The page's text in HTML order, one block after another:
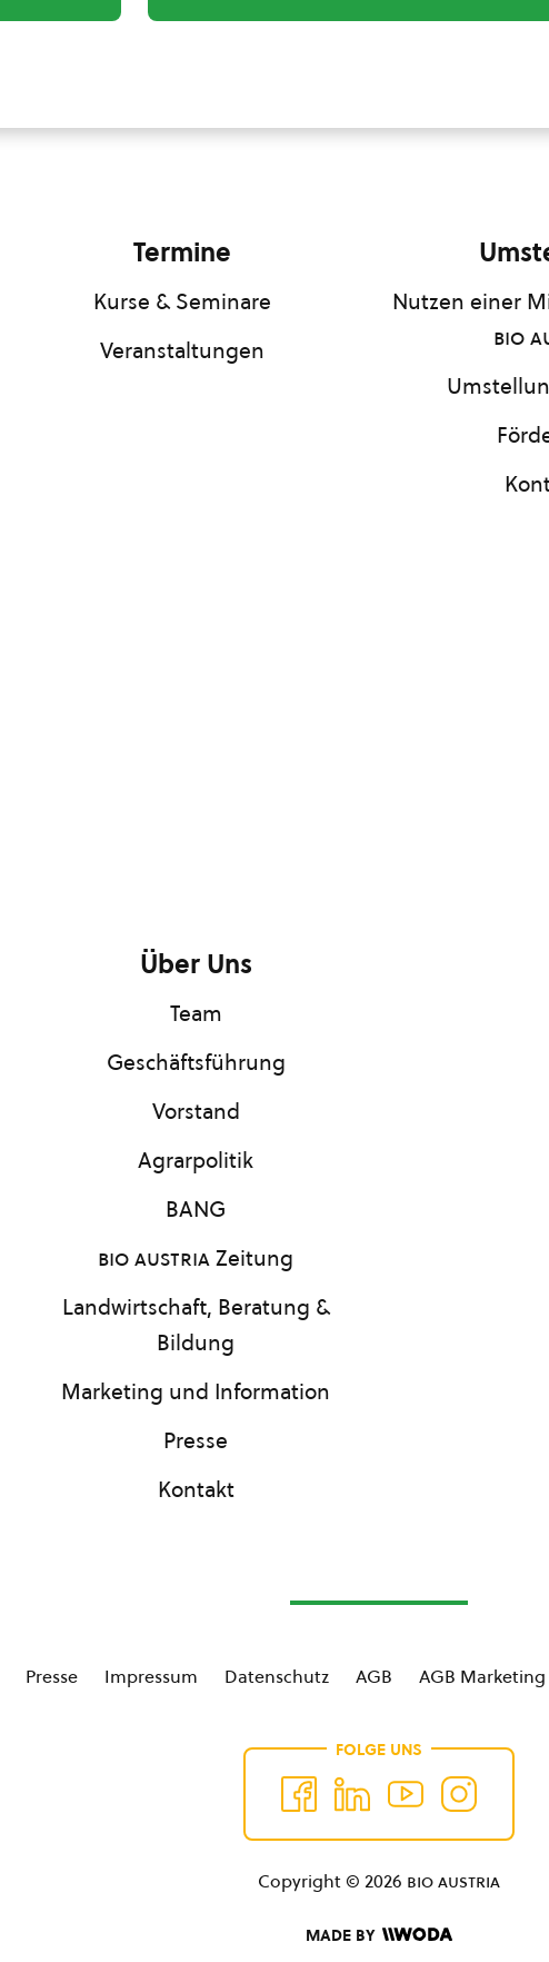
Termine
Kurse & Seminare
Veranstaltungen
Nutzen einer
bio
Über Uns
Team
Geschäftsführung
Vorstand
Agrarpolitik
BANG
bio austriaZeitung
Landwirtschaft, Beratung &
Bildung
Marketing und Information
Presse
Kontakt
Presse Impressum Datenschutz AGB AGB
FOLGE UNS
Copyright © 2026 bio austria
MADE BY